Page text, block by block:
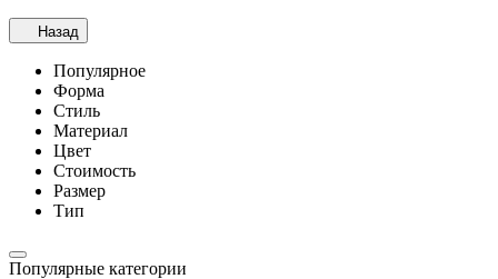
Назад
Популярное
Форма
Стиль
Материал
Цвет
Стоимость
Размер
Тип
Популярные категории